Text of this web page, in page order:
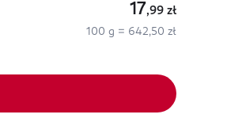
17,99 zł
100 g = 642,50 zł